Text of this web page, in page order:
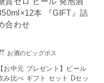
お酒のビッグボス
【お中元 プレゼント】ビール
み比べ ギフト セット Dセッ